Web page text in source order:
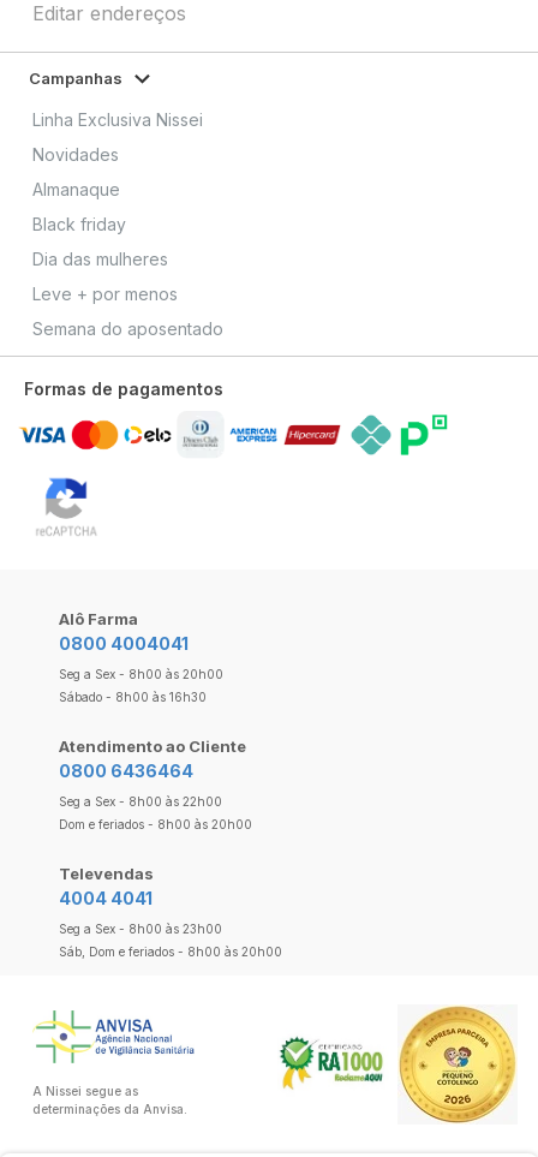
Editar endereços
Campanhas
Linha Exclusiva Nissei
Novidades
Almanaque
Black friday
Dia das mulheres
Leve + por menos
Semana do aposentado
Formas de pagamentos
Alô Farma
0800 4004041
Seg a Sex - 8h00 às 20h00
Sábado - 8h00 às 16h30
Atendimento ao Cliente
0800 6436464
Seg a Sex - 8h00 às 22h00
Dom e feriados - 8h00 às 20h00
Televendas
4004 4041
Seg a Sex - 8h00 às 23h00
Sáb, Dom e feriados - 8h00 às 20h00
A Nissei segue as
determinações da Anvisa.